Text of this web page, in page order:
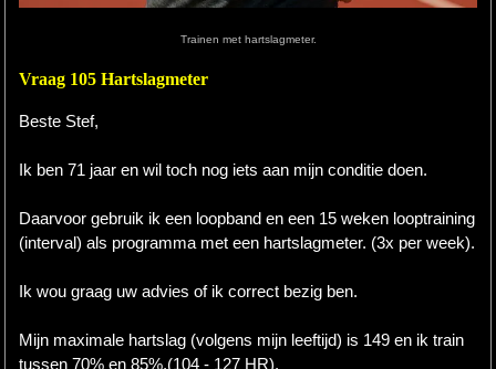
Extra
Tips
Boeken
Site
Trainen met hartslagmeter.
Vraag 105 Hartslagmeter
Beste Stef,
Ik ben 71 jaar en wil toch nog iets aan mijn conditie doen.
Daarvoor gebruik ik een loopband en een 15 weken looptraining
(interval) als programma met een hartslagmeter. (3x per week).
Ik wou graag uw advies of ik correct bezig ben.
Mijn maximale hartslag (volgens mijn leeftijd) is 149 en ik train
tussen 70% en 85%.(104 - 127 HR).